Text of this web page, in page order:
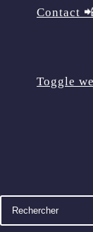
Contact
Toggle